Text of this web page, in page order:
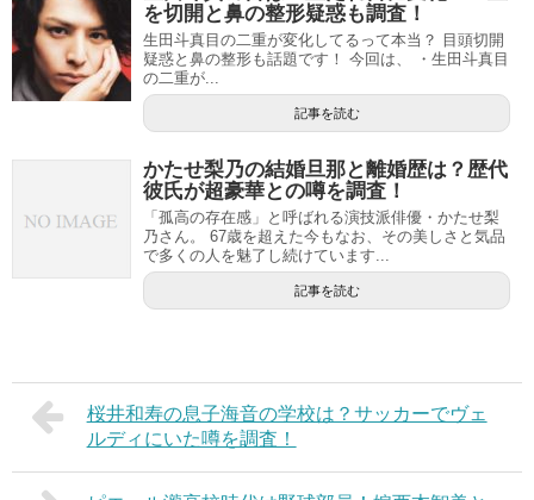
を切開と鼻の整形疑惑も調査！
生田斗真目の二重が変化してるって本当？ 目頭切開
疑惑と鼻の整形も話題です！ 今回は、 ・生田斗真目
の二重が...
記事を読む
かたせ梨乃の結婚旦那と離婚歴は？歴代
彼氏が超豪華との噂を調査！
「孤高の存在感」と呼ばれる演技派俳優・かたせ梨
乃さん。 67歳を超えた今もなお、その美しさと気品
で多くの人を魅了し続けています...
記事を読む
桜井和寿の息子海音の学校は？サッカーでヴェ
ルディにいた噂を調査！